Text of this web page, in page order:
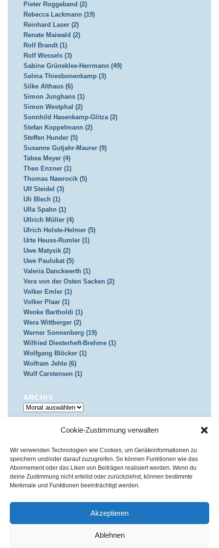
Cookie-Zustimmung verwalten
Wir verwenden Technologien wie Cookies, um Geräteinformationen zu
speichern und/oder darauf zuzugreifen. So können Funktionen wie das
Abonnement oder das Liken von Beiträgen realisiert werden. Wenn du
deine Zustimmung nicht erteilst oder zurückziehst, können bestimmte
Merkmale und Funktionen beeinträchtigt werden.
Akzeptieren
Ablehnen
Pieter Roggeband (2)
Rebecca Lackmann (19)
Reinhard Laser (2)
Renate Maiwald (2)
Rolf Brandt (1)
Rolf Wessels (3)
Sabine Grüneklee-Herrmann (49)
Selma Thiesbonenkamp (3)
Silke Althaus (6)
Simon Junghans (1)
Simon Westphal (2)
Sonnhild Hasenkamp-Glitza (2)
Stefan Koppelmann (2)
Steffen Hunder (5)
Susanne Gutjahr-Maurer (9)
Tabea Meyer (4)
Theo Enzner (1)
Thomas Nawrocik (5)
Ulf Steidel (3)
Uli Blech (1)
Ulla Spahn (1)
Ullrich Müller (4)
Ulrich Holste-Helmer (5)
Urte Heuss-Rumler (1)
Uwe Matysik (2)
Uwe Paulukat (5)
Valeria Danckwerth (1)
Vera von der Osten Sacken (2)
Volker Emler (1)
Volker Plaar (1)
Wenke Bartholdi (1)
Wera Wittberger (2)
Werner Sonnenberg (19)
Wilfried Diesterheft-Brehme (1)
Wolfgang Blöcker (1)
Wolfram Jehle (6)
Wulf Carstensen (1)
ARCHIV
Archiv
IMPRESSUM & DATENSCHUTZ
Datenschutz
Kirchenkreis Essen | Referat für Presse- und Öffentlichkeitsarbeit /
Haus der Evangelischen Kirche | III. Hagen 39 / 45127 Essen
Impressum|Datenschutz
Fon 0201 / 22 05-221 | Fax 0201 / 22 05-223 | e-Mail